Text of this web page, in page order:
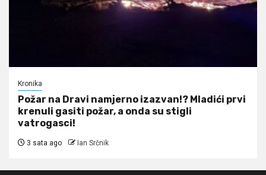
Kronika
Požar na Dravi namjerno izazvan!? Mladići prvi
krenuli gasiti požar, a onda su stigli
vatrogasci!
3 sata ago Ian Srčnik